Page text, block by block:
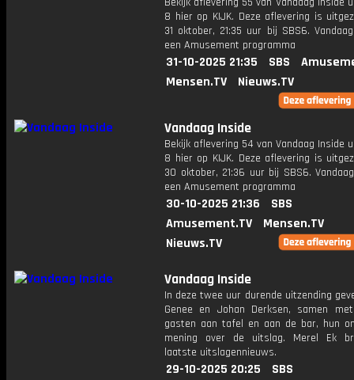
8 hier op KIJK. Deze aflevering is
31 oktober, 21:35 uur bij SBS6.
een Amusement programma
31-10-2025 21:35 SBS
Mensen.TV
Nieuws.TV
Vandaag Inside
Bekijk aflevering 54 van Vandaag Inside
8 hier op KIJK. Deze aflevering is
30 oktober, 21:36 uur bij SBS6.
een Amusement programma
30-10-2025 21:36
SBS
Amusement.TV
Mensen.TV
Nieuws.TV
Vandaag Inside
In deze twee uur durende uitzending
Genee en Johan Derksen, samen
gasten aan tafel en aan de bar, hun
mening over de uitslag. Merel Ek
laatste uitslagennieuws.
29-10-2025 20:25
SBS